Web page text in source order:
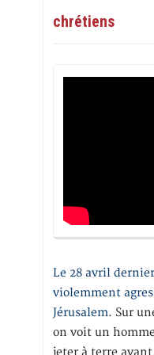
chrétiens
Le 28 avril
violemment
Jérusalem. Sur
on voit un
jeter à terre